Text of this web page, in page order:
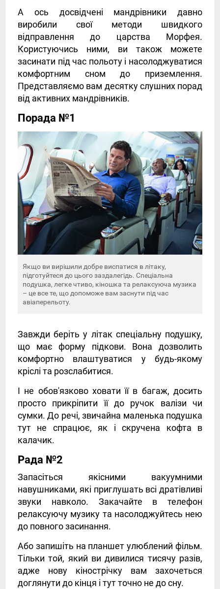
А ось досвідчені мандрівники давно
виробили свої методи швидкого
відправлення до царства Морфея.
Користуючись ними, ви також можете
засинати під час польоту і насолоджуватися
комфортним сном до приземлення.
Представляємо вам десятку слушних порад
від активних мандрівників.
Порада №1
Якщо ви вирішили добре виспатися в літаку,
підготуйтеся до цього заздалегідь. Спеціальна
подушка, легке чтиво, кіношка та релаксуюча музика
– це все те, що допоможе вам заснути під час
авіаперельоту.
Завжди беріть у літак спеціальну подушку,
що має форму підкови. Вона дозволить
комфортно влаштуватися у будь-якому
кріслі та розслабитися.
І не обов'язково ховати її в багаж, досить
просто прикріпити її до ручок валізи чи
сумки. До речі, звичайна маленька подушка
тут не спрацює, як і скручена кофта в
калачик.
Рада №2
Запасіться якісними вакуумними
навушниками, які приглушать всі дратівливі
звуки навколо. Закачайте в телефон
релаксуючу музику та насолоджуйтесь нею
до повного засинання.
Або запишіть на планшет улюблений фільм.
Тільки той, який ви дивилися тисячу разів,
адже нову кінострічку вам захочеться
доглянути до кінця і тут точно не до сну.